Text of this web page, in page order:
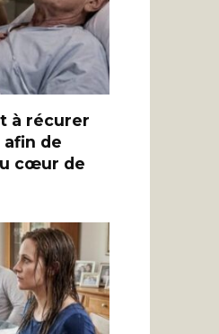
à récurer
afin de
cœur de